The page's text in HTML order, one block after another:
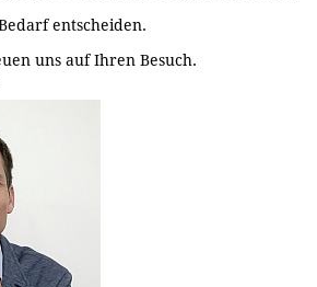
entscheiden.
uns auf Ihren Besuch.